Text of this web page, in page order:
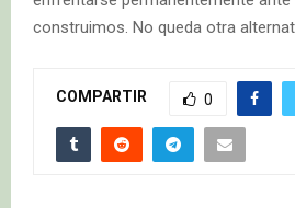
construimos. No queda otra
COMPARTIR 0